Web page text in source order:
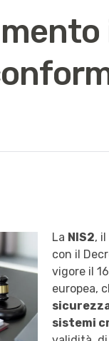
La NIS2,
con il
vigore il
europea,
sistemi